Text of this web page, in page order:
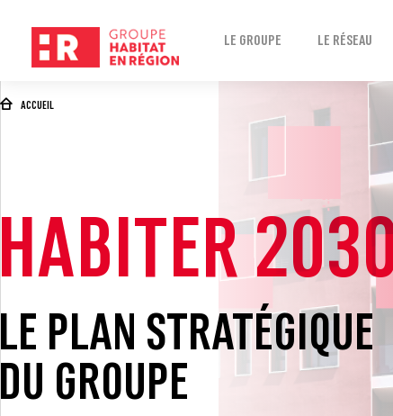
LE GROUPE LE RÉSEAU
ACCUEIL
HABITER
LE PLAN STRATÉGIQUE
DU GROUPE